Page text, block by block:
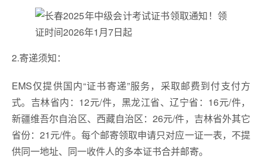
2.寄递须知：
​EMS仅提供国内“证书寄递”服务，采取邮费到付支付方
式。吉林省内：12元/件，黑龙江省、辽宁省：16元/件，
新疆维吾尔自治区、西藏自治区：26元/件，吉林省外其它
省份：21元/件。每个邮寄领取申请只对应一证一表，不提
供同一地址、同一收件人的多本证书合并邮寄。